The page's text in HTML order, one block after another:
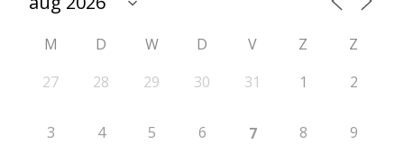
i
t
e
M D W D V Z
Z
27
28 29 30 31 1 2
3 4 5 6 7 8 9